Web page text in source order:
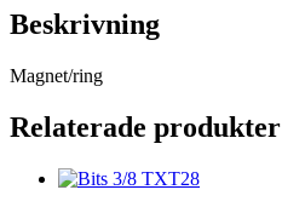
Beskrivning
Magnet/ring
Relaterade produkter